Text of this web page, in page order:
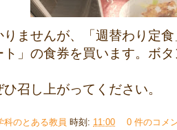
りませんが、「週替わり定
ト」の食券を買います。ボ
召し上がってください。
科のとある教員 時刻: 11:00 0 件のコメ